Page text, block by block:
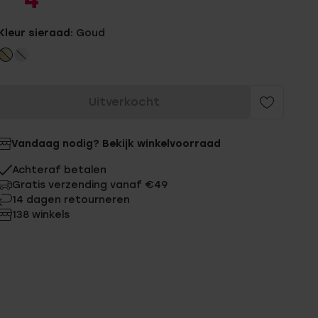
sieraad: Goud
Uitverkocht
Vandaag nodig? Bekijk winkelvoorraad
Achteraf betalen
Gratis verzending vanaf €49
14 dagen retourneren
138 winkels